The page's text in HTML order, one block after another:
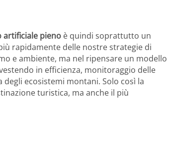
artificiale pieno è quindi soprattutto un
rapidamente delle nostre strategie di
e ambiente, ma nel ripensare un modello
in efficienza, monitoraggio delle
ecosistemi montani. Solo così la
turistica, ma anche il più